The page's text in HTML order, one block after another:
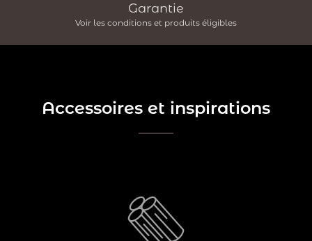
Garantie
Voir les conditions et produits éligibles
Accessoires et inspirations
Lors des périodes de chauffe, vous utilisez un poêle à
bois ou une cheminée et vous aimeriez trouver une